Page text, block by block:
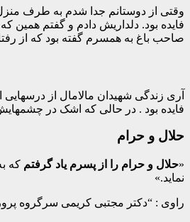
وقتی از دوستانم جدا شدم به طرف
فایده بود. دلداریش دادم و گفتم همین
صاحب باغ به همسرم گفته بود که از
آری زندگی شهیدان مالامال از
فایده بود‌ . در حالی که اشک در
حلال و حرام
«حلال و حرام را از پسرم یاد گرفتم که
نماید.»
راوی : “دکتر مجتبی کریمی سرگروه پرورشی